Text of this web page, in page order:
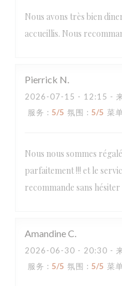
Nous avons très bien
accueillis. Nous
Pierrick N
2026-07-15 - 12:15 -
服务 : 5/5 氛围 : 5/5 菜
Nous nous sommes
parfaitement !!! et le
recommande sans hésiter
AmandineC
2026-06-30 - 20:30 -
服务 : 5/5 氛围 : 5/5 菜